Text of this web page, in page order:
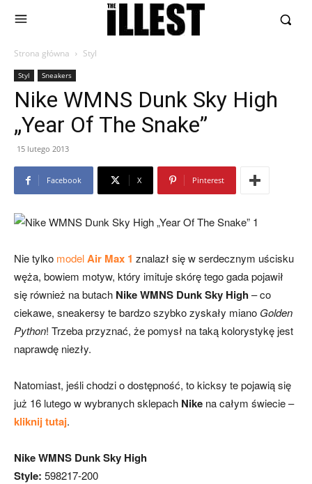
Strona główna Styl
Styl Sneakers
Nike WMNS Dunk Sky High
„Year Of The Snake”
15 lutego 2013
Facebook X Pinterest
Nie tylko modelAir Max 1 znalazł się w serdecznym uścisku
węża, bowiem motyw, który imituje skórę tego gada pojawił
się również na butach Nike WMNS Dunk Sky High– co
ciekawe, sneakersy te bardzo szybko zyskały miano Golden
Python! Trzeba przyznać, że pomysł na taką kolorystykę jest
naprawdę niezły.
Natomiast, jeśli chodzi o dostępność, to kicksy te pojawią się
już 16 lutego w wybranych sklepach Nike na całym świecie –
kliknij tutaj.
Nike WMNS Dunk Sky High
Style: 598217-200